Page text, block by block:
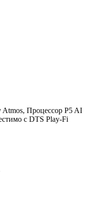
Процессор P5 AI
с DTS Play-Fi